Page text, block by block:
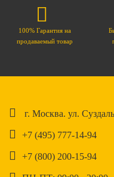
100% Гарантия на
продаваемый товар
г. Москва. ул.
+7 (495) 777-14-94
+7 (800) 200-15-94